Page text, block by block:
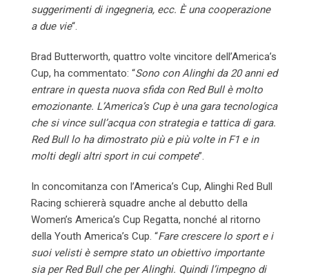
suggerimenti di ingegneria, ecc. È una cooperazione
a due vie“.
Brad Butterworth, quattro volte vincitore dell’America’s
Cup, ha commentato: “Sono con Alinghi da 20 anni ed
entrare in questa nuova sfida con Red Bull è molto
emozionante. L’America’s Cup è una gara tecnologica
che si vince sull’acqua con strategia e tattica di gara.
Red Bull lo ha dimostrato più e più volte in F1 e in
molti degli altri sport in cui compete”.
In concomitanza con l’America’s Cup, Alinghi Red Bull
Racing schiererà squadre anche al debutto della
Women’s America’s Cup Regatta, nonché al ritorno
della Youth America’s Cup. “Fare crescere lo sport e i
suoi velisti è sempre stato un obiettivo importante
sia per Red Bull che per Alinghi. Quindi l’impegno di